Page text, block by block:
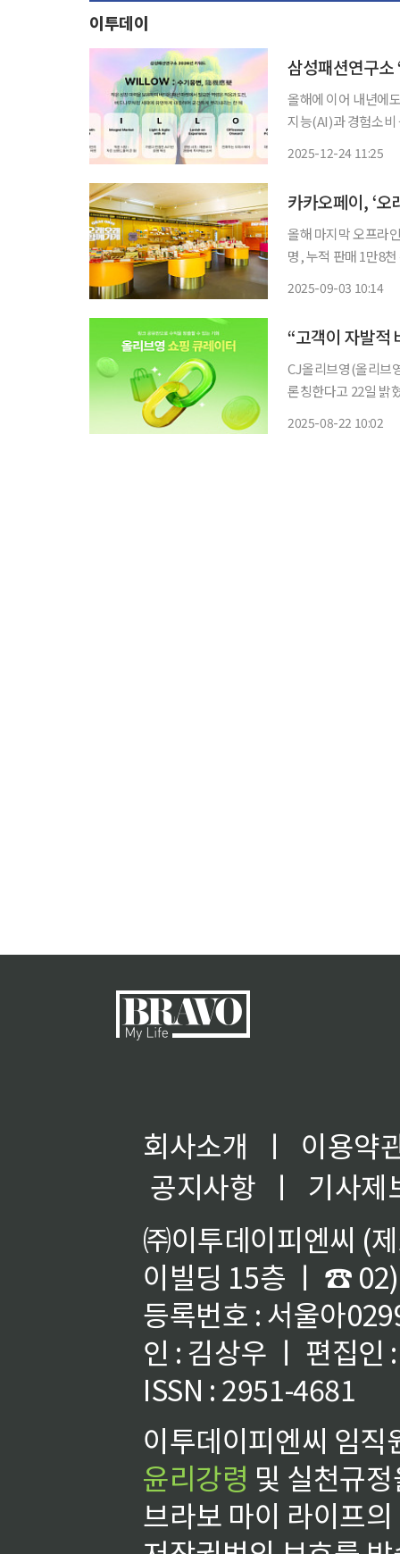
이투데이
올해에 이어 내년에
지능(AI)과 경험소비 등
2025-12-24 11:25
카카오페이, ‘오
올해 마지막 오프라
명, 누적 판매 1만8천 건 카카오페이가 소상공인 상생 캠페인 ‘오래오래 함께가
2025-09-03 10:14
“고객이 자발적
CJ올리브영(올리브
론칭한다고 22일 밝혔다. 올리브영 쇼핑 큐레이터는 고객이 올리브영 앱에
2025-08-22 10:02
회사소개 ㅣ
이용약
공지사항
ㅣ
기사제
㈜이투데이피엔씨 (
이빌딩 15층 ㅣ ☎
등록번호 : 서울아
인 : 김상우 ㅣ 편집인
ISSN : 2951-4681
이투데이피엔씨 임
윤리강령 및 실천규
브라보 마이 라이프